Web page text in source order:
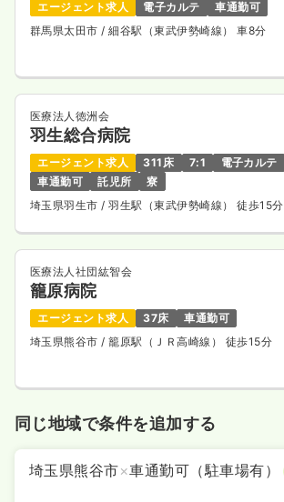
エージェント求人 電子カルテ
車通勤可
群馬県太田市/ 細谷駅（東武伊勢崎線） 車8分
医療法人徳洲会
羽生総合病院
エージェント求人 311床 7:1
電子カルテ
車通勤可
託児所
寮
埼玉県羽生市 / 羽生駅（東武伊勢崎線） 徒歩15分
医療法人社団紘智会
籠原病院
エージェント求人 37床
車通勤可
埼玉県熊谷市/ 籠原駅（ＪＲ高崎線） 徒歩15分
同じ地域で条件を追加する
埼玉県熊谷市×車通勤可（駐車場有）